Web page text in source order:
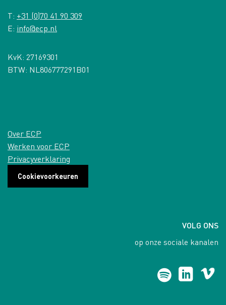
T: +31 (0)70 41 90 309
E: info@ecp.nl
KvK: 27169301
BTW: NL806777291B01
Over ECP
Werken voor ECP
Privacyverklaring
Cookievoorkeuren
VOLG ONS
op onze sociale kanalen